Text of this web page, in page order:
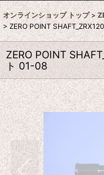
オンラインショップ トップ >
> ZERO POINT
ZERO POINT
ト 01-08